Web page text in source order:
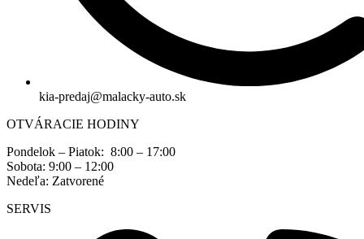
kia-predaj@malacky-auto.sk
OTVÁRACIE HODINY
Pondelok – Piatok: 8:00 – 17:00
Sobota: 9:00 – 12:00
Nedeľa: Zatvorené
SERVIS